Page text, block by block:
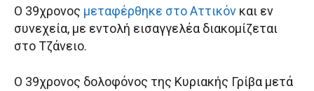
Ο 39χρονος μεταφέρθηκε στο Αττικόν και εν
συνεχεία, με εντολή εισαγγελέα διακομίζεται
στο Τζάνειο.
Ο 39χρονος δολοφόνος της Κυριακής Γρίβα μετά